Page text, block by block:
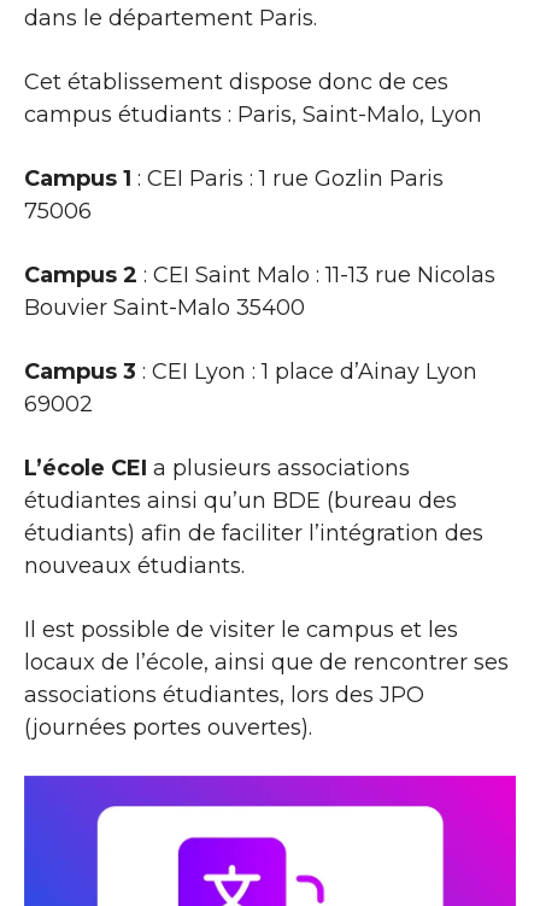
dans le département Paris.
Cet établissement dispose donc de ces
campus étudiants : Paris, Saint-Malo, Lyon
Campus 1 : CEI Paris : 1 rue Gozlin Paris
75006
Campus 2 : CEI Saint Malo : 11-13 rue Nicolas
Bouvier Saint-Malo 35400
Campus 3 : CEI Lyon : 1 place d’Ainay Lyon
69002
L’école CEI a plusieurs associations
étudiantes ainsi qu’un BDE (bureau des
étudiants) afin de faciliter l’intégration des
nouveaux étudiants.
Il est possible de visiter le campus et les
locaux de l’école, ainsi que de rencontrer ses
associations étudiantes, lors des JPO
(journées portes ouvertes).